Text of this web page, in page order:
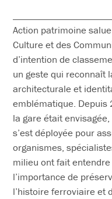
Action patrimoine
Culture et des
d’intention de
un geste qui reconnaît
architecturale et
emblématique.
la gare était
s’est déployée pour
organismes,
milieu ont fait
l’importance de
l’histoire ferroviaire et